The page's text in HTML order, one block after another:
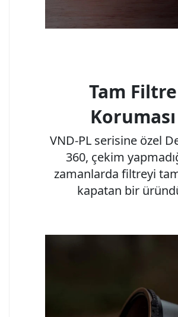
Tam Filtre
Koruması
VND-PL serisine özel
360, çekim
zamanlarda filtreyi
kapatan bir